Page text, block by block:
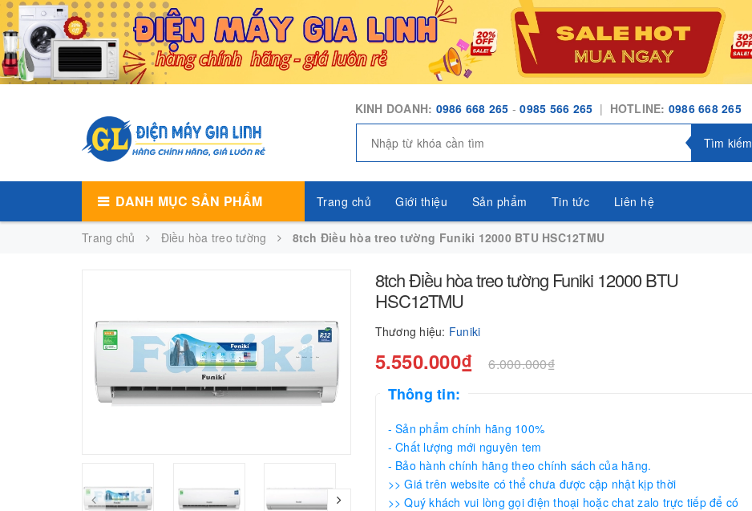
KINH DOANH: 0986 668 265 -0985 566 265 | HOTLINE: 0986 668 265
Tìm kiếm
DANH MỤC SẢN PHẨM Trang chủ Giới thiệu Sản phẩm Tin tức Liên hệ
Trang chủ Điều hòa treo tường 8tch Điều hòa treo tường Funiki 12000 BTU HSC12TMU
8tch Điều hòa treo tường Funiki 12000 BTU
HSC12TMU
Thương hiệu: Funiki
5.550.000₫ 6.000.000₫
Thông tin:
- Sản phẩm chính hãng 100%
- Chất lượng mới nguyên tem
- Bảo hành chính hãng theo chính sách của hãng.
>> Giá trên website có thể chưa được cập nhật kịp thời
>> Quý khách vui lòng gọi điện thoại hoặc chat zalo trực tiếp để có